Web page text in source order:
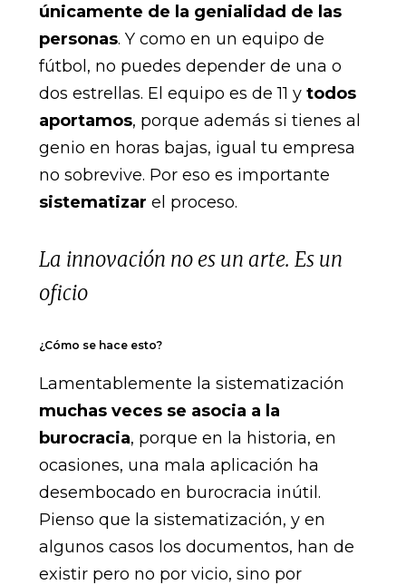
únicamente de la genialidad de las
personas. Y como en un equipo de
fútbol, no puedes depender de una o
dos estrellas. El equipo es de 11 y todos
aportamos, porque además si tienes al
genio en horas bajas, igual tu empresa
no sobrevive. Por eso es importante
sistematizar el proceso.
La innovación no es un arte. Es un
oficio
¿Cómo se hace esto?
Lamentablemente la sistematización
muchas veces se asocia a la
burocracia, porque en la historia, en
ocasiones, una mala aplicación ha
desembocado en burocracia inútil.
Pienso que la sistematización, y en
algunos casos los documentos, han de
existir pero no por vicio, sino por